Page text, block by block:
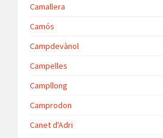
Camallera
Camós
Campdevànol
Campelles
Campllong
Camprodon
Canet d'Adri